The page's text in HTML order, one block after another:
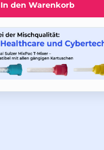
In den Warenkorb